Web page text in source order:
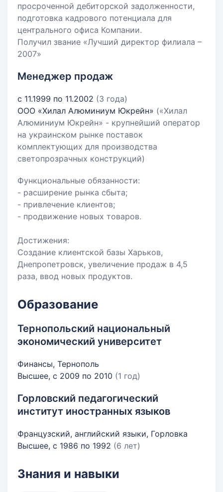
просроченной дебиторской задолженности,
подготовка кадрового потенциала для
центрального офиса Компании.
Получил звание «Лучший директор филиала –
2007»
Менеджер продаж
с 11.1999 по 11.2002 (3 года)
ООО «Хилал Алюминиум Юкрейн» («Хилал
Алюминиум Юкрейн» - крупнейший оператор
на украинском рынке поставок
комплектующих для производства
светопрозрачных конструкций)
Функциональные обязанности:
- расширение рынка сбыта;
- привлечение клиентов;
- продвижение новых товаров.
Достижения:
Создание клиентской базы Харьков,
Днепропетровск, увеличение продаж в 4,5
раза, ввод новых продуктов.
Образование
Тернопольский национальный
экономический университет
Финансы, Тернополь
Высшее, с 2009 по 2010 (1 год)
Горловский педагогический
институт иностранных языков
Французский, английский языки, Горловка
Высшее, с 1986 по 1992 (6 лет)
Знания и навыки